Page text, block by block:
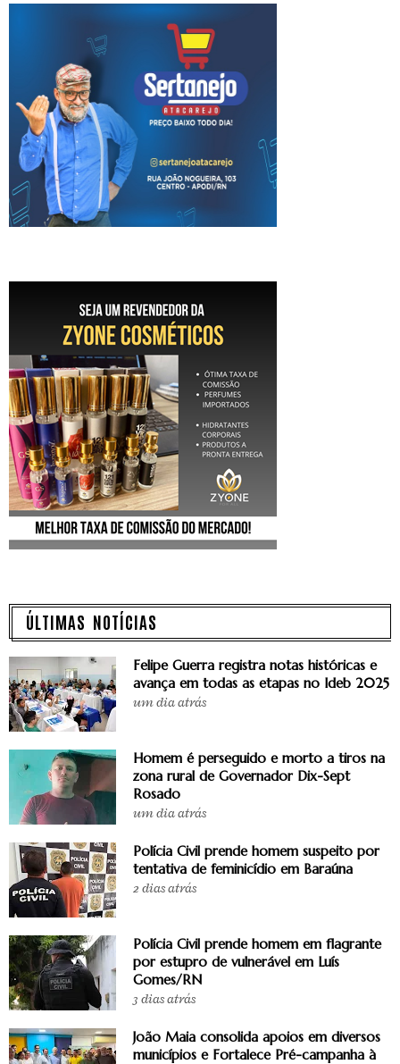
ÚLTIMAS NOTÍCIAS
Felipe Guerra registra notas históricas e
avança em todas as etapas no Ideb 2025
um dia atrás
Homem é perseguido e morto a tiros na
zona rural de Governador Dix-Sept
Rosado
um dia atrás
Polícia Civil prende homem suspeito por
tentativa de feminicídio em Baraúna
2 dias atrás
Polícia Civil prende homem em flagrante
por estupro de vulnerável em Luís
Gomes/RN
3 dias atrás
João Maia consolida apoios em diversos
municípios e Fortalece Pré-campanha à